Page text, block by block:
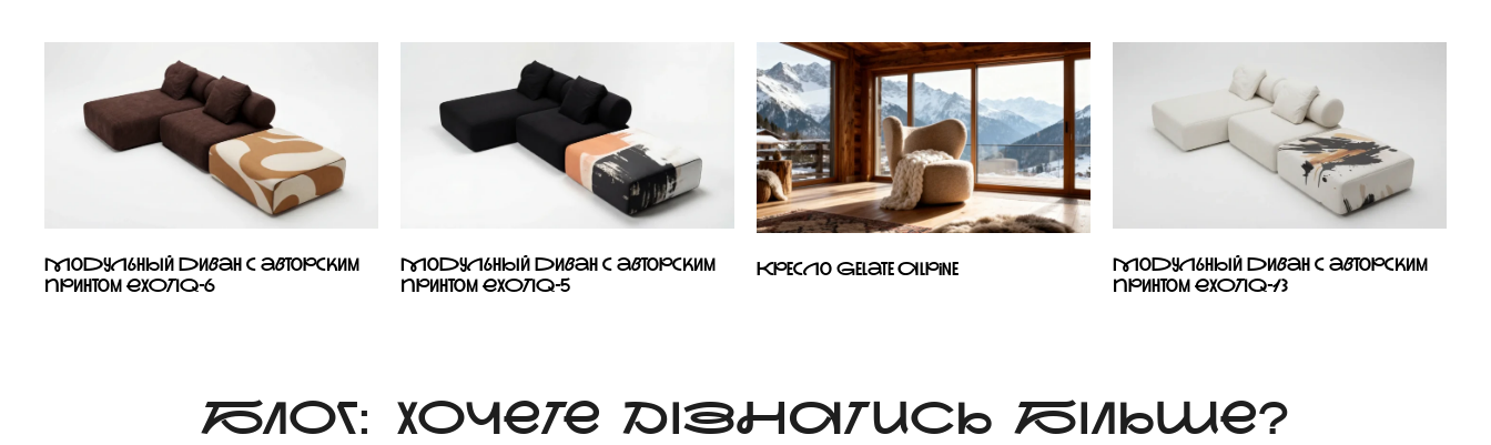
Модульный диван с авторским
принтом EXOTIQ-6
Модульный диван с авторским
принтом EXOTIQ-5
Кресло Gelate Alpine
Модульный диван с авторским
принтом EXOTIQ-13
БЛОГ: ХОЧЕТЕ ДІЗНАТИСЬ БІЛЬШЕ?